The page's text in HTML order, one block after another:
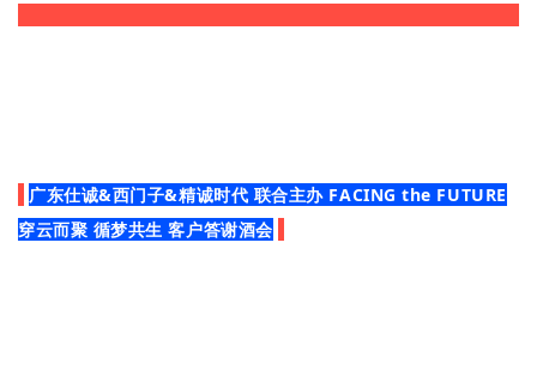
广东仕诚&西门子&精诚时代 联合主办 FACING the FUTURE
穿云而聚 循梦共生 客户答谢酒会